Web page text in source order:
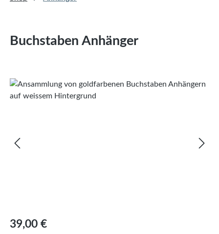
Buchstaben Anhänger
Bildergalerie überspringen
Regulärer Preis:
39,00 €